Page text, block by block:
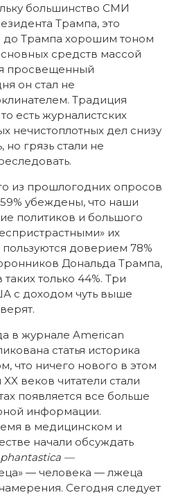
большинство СМИ
Трампа, это
до Трампа хорошим тоном
средств массой
просвещенный
он стал не
Традиция
есть журналистских
нечистоплотных дел снизу
но грязь стали не
из прошлогодних опросов
убеждены, что наши
политиков и большого
их
доверием 78%
Дональда Трампа,
только 44%. Три
с доходом чуть выше
в журнале American
статья историка
что ничего нового в этом
веков читатели стали
появляется все больше
информации.
в медицинском и
начали обсуждать
phantastica —
— человека — лжеца
Сегодня следует